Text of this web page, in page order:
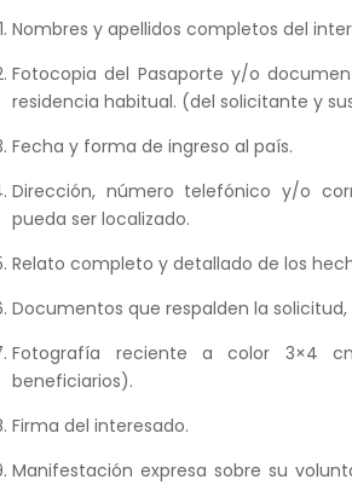
Nombres y apellidos completos del
Fotocopia del Pasaporte y/o
residencia habitual. (del solicitante y
Fecha y forma de ingreso al país.
Dirección, número telefónico y/o
pueda ser localizado.
Relato completo y detallado de los
Documentos que respalden la solicitud,
Fotografía reciente a color 3×4
beneficiarios).
Firma del interesado.
Manifestación expresa sobre su